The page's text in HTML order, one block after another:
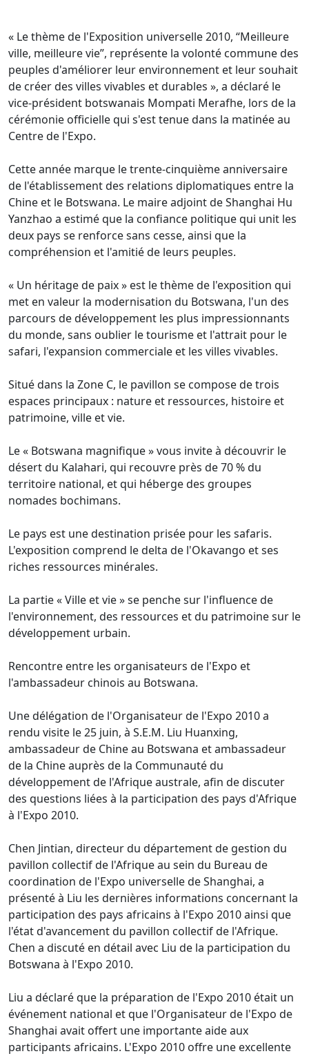
« Le thème de l'Exposition universelle 2010, “Meilleure
ville, meilleure vie”, représente la volonté commune des
peuples d'améliorer leur environnement et leur souhait
de créer des villes vivables et durables », a déclaré le
vice-président botswanais Mompati Merafhe, lors de la
cérémonie officielle qui s'est tenue dans la matinée au
Centre de l'Expo.
Cette année marque le trente-cinquième anniversaire
de l'établissement des relations diplomatiques entre la
Chine et le Botswana. Le maire adjoint de Shanghai Hu
Yanzhao a estimé que la confiance politique qui unit les
deux pays se renforce sans cesse, ainsi que la
compréhension et l'amitié de leurs peuples.
« Un héritage de paix » est le thème de l'exposition qui
met en valeur la modernisation du Botswana, l'un des
parcours de développement les plus impressionnants
du monde, sans oublier le tourisme et l'attrait pour le
safari, l'expansion commerciale et les villes vivables.
Situé dans la Zone C, le pavillon se compose de trois
espaces principaux : nature et ressources, histoire et
patrimoine, ville et vie.
Le « Botswana magnifique » vous invite à découvrir le
désert du Kalahari, qui recouvre près de 70 % du
territoire national, et qui héberge des groupes
nomades bochimans.
Le pays est une destination prisée pour les safaris.
L'exposition comprend le delta de l'Okavango et ses
riches ressources minérales.
La partie « Ville et vie » se penche sur l'influence de
l'environnement, des ressources et du patrimoine sur le
développement urbain.
Rencontre entre les organisateurs de l'Expo et
l'ambassadeur chinois au Botswana.
Une délégation de l'Organisateur de l'Expo 2010 a
rendu visite le 25 juin, à S.E.M. Liu Huanxing,
ambassadeur de Chine au Botswana et ambassadeur
de la Chine auprès de la Communauté du
développement de l'Afrique australe, afin de discuter
des questions liées à la participation des pays d'Afrique
à l'Expo 2010.
Chen Jintian, directeur du département de gestion du
pavillon collectif de l'Afrique au sein du Bureau de
coordination de l'Expo universelle de Shanghai, a
présenté à Liu les dernières informations concernant la
participation des pays africains à l'Expo 2010 ainsi que
l'état d'avancement du pavillon collectif de l'Afrique.
Chen a discuté en détail avec Liu de la participation du
Botswana à l'Expo 2010.
Liu a déclaré que la préparation de l'Expo 2010 était un
événement national et que l'Organisateur de l'Expo de
Shanghai avait offert une importante aide aux
participants africains. L'Expo 2010 offre une excellente